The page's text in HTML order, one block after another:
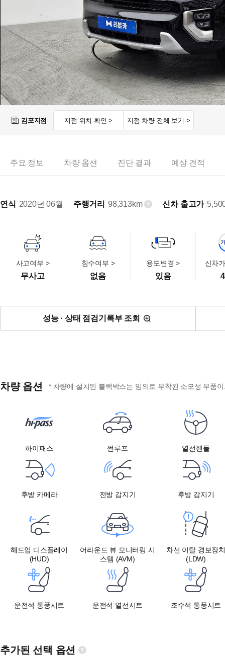
김포지점 지점 위치 확인 > 지점 차량 전체 보기 >
주요 정보 차량 옵션 진단 결과 예상 견적
연식 2020년 06월 주행거리 98,313km 신차 출고가
사고여부 >
무사고
침수여부 >
없음
용도변경 >
있음
신차
성능 · 상태 점검기록부 조회
차량 옵션 * 차량에 설치된 블랙박스는 임의로 부착된 소모성 부품
하이패스 썬루프 열선핸들
후방 카메라 전방 감지기 후방 감지기
헤드업 디스플레이
(HUD)
어라운드 뷰 모니터링 시
스템 (AVM)
차선 이탈 경보장치
(LDW)
운전석 통풍시트 운전석 열선시트 조수석 통풍시트
추가된 선택 옵션